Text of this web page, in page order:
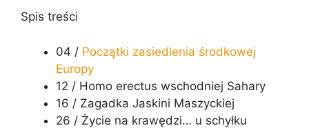
Spis treści
04 / Początki zasiedlenia środkowej
Europy
12 / Homo erectus wschodniej Sahary
16 / Zagadka Jaskini Maszyckiej
26 / Życie na krawędzi… u schyłku